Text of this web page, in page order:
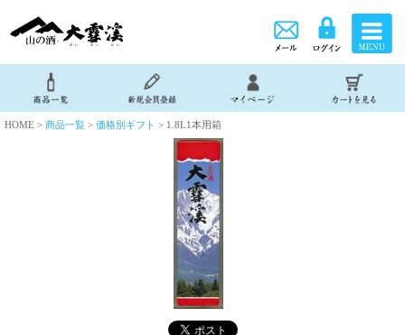
HOME > 商品一覧 > 価格別ギフト > 1.8L1本用箱